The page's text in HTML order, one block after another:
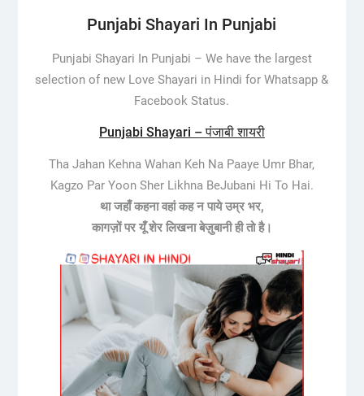
Punjabi Shayari In Punjabi
Punjabi Shayari In Punjabi – We have the largest
selection of new Love Shayari in Hindi for Whatsapp &
Facebook Status.
Punjabi Shayari – पंजाबी शायरी
Tha Jahan Kehna Wahan Keh Na Paaye Umr Bhar,
Kagzo Par Yoon Sher Likhna BeJubani Hi To Hai.
था जहाँ कहना वहां कह न पाये उम्र भर,
कागज़ों पर यूँ शेर लिखना बेज़ुबानी ही तो है।